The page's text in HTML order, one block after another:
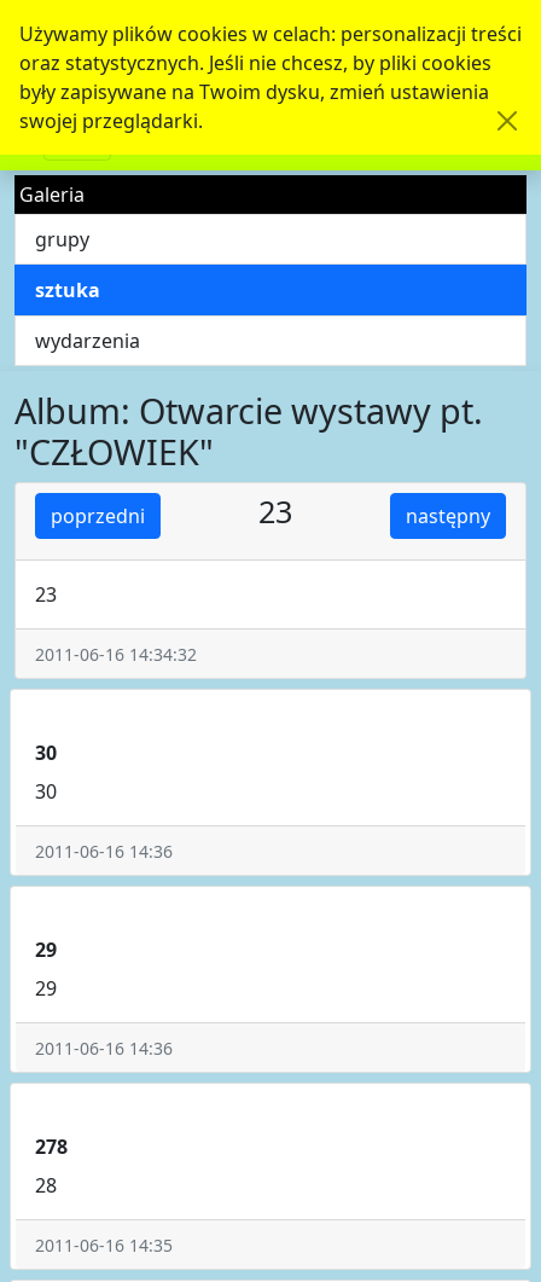
Używamy plików cookies w celach: personalizacji treści
oraz statystycznych. Jeśli nie chcesz, by pliki cookies
były zapisywane na Twoim dysku, zmień ustawienia
swojej przeglądarki.
Galeria
grupy
sztuka
wydarzenia
Album: Otwarcie wystawy pt.
"CZŁOWIEK"
poprzedni następny
23
23
2011-06-16 14:34:32
30
30
2011-06-16 14:36
29
29
2011-06-16 14:36
278
28
2011-06-16 14:35